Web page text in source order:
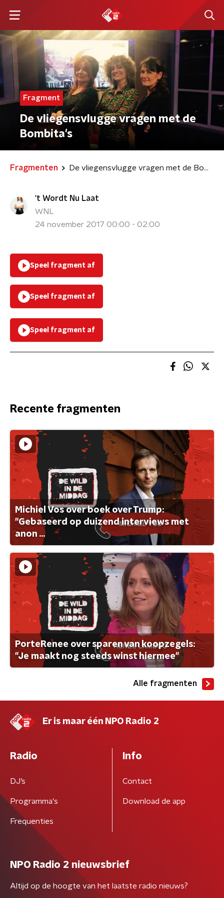
Fragment
De vliegensvlugge vragen met de
Bombita's
Fragmenten De vliegensvlugge vragen met de Bombita's
't Wordt Nu Laat
WNL
24 november 2017 00:00 - 02:00
Speel fragment af
Speel fragment af
Speel fragment af
Recente fragmenten
Michiel Vos over boek over Trump:
"Gebaseerd op duizend interviews met
anon ...
PorteRenee over sparen van koopzegels:
"Je maakt nog steeds winst hiermee"
Alle fragmenten
Er is maar één NPO Radio 2
Radio
DJ’s
Programma's
Frequenties
Info
Contact
Download de app
NPO Radio 2 nieuwsbrief
Altijd op de hoogte van het laatste radio nieuws?